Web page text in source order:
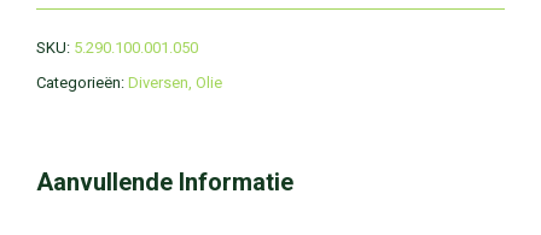
SKU: 5.290.100.001.050
Categorieën: Diversen Olie
Aanvullende Informatie